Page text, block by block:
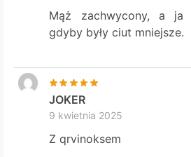
Mąż zachwycony, a ja
gdyby były ciut mniejsze.
JOKER
9 kwietnia 2025
Z qrvinoksem